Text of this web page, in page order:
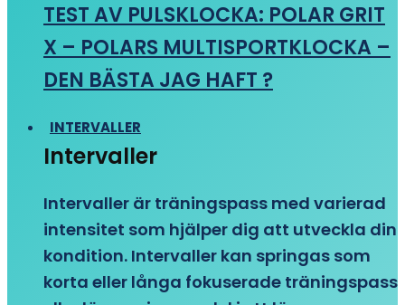
TEST AV PULSKLOCKA: POLAR GRIT
X – POLARS MULTISPORTKLOCKA –
DEN BÄSTA JAG HAFT ?
INTERVALLER
Intervaller
Intervaller är träningspass med varierad
intensitet som hjälper dig att utveckla din
kondition. Intervaller kan springas som
korta eller långa fokuserade träningspass